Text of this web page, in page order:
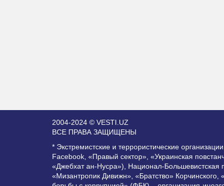
2004-2024 © VESTI.UZ
ВСЕ ПРАВА ЗАЩИЩЕНЫ
* Экстремистские и террористические
Facebook, «Правый сектор», «Украинская
«Джебхат ан-Нусра»), Национал-
«Мизантропик Дивижн», «Братство»